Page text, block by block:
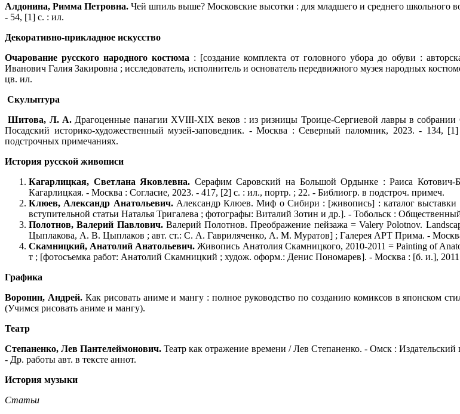
Алдонина, Римма Петровна. Чей шпиль выше? Московские высотки : для младшего и среднего
- 54, [1] с. : ил.
Декоративно-прикладное искусство
Очарование русского народного костюма : [создание комплекта от головного убора до обуви :
Иванович Галия Закировна ; исследователь, исполнитель и основатель передвижного музея народных
цв. ил.
Скульптура
Шитова, Л. А.Драгоценные панагии XVIII-XIX веков : из ризницы Троице-Сергиевой лавры в
Посадский историко-художественный музей-заповедник. - Москва : Северный паломник, 2023. -
подстрочных примечаниях.
История русской живописи
Кагарлицкая, Светлана Яковлевна. Серафим Саровский на Большой Ордынке : Раиса Котович-
Кагарлицкая. - Москва : Согласие, 2023. - 417, [2] с. : ил., портр. ; 22. - Библиогр. в подстроч. примеч.
Клюев, Александр Анатольевич. Александр Клюев. Миф о Сибири : [живопись] : каталог
вступительной статьи Наталья Тригалева ; фотографы: Виталий Зотин и др.]. - Тобольск :
Полотнов, Валерий Павлович.Валерий Полотнов. Преображение пейзажа = Valery Polotnov.
Цыплакова, А. В. Цыплаков ; авт. ст.: С. А. Гавриляченко, А. М. Муратов] ; Галерея АРТ Прима. -
Скамницкий, Анатолий Анатольевич. Живопись Анатолия Скамницкого, 2010-2011 = Painting of
т ; [фотосъемка работ: Анатолий Скамницкий ; худож. оформ.: Денис Пономарев]. - Москва : [б. и.],
Графика
Воронин, Андрей.Как рисовать аниме и мангу : полное руководство по созданию комиксов в японском
(Учимся рисовать аниме и мангу).
Театр
Степаненко, Лев Пантелеймонович. Театр как отражение времени / Лев Степаненко. - Омск :
- Др. работы авт. в тексте аннот.
История музыки
Статьи